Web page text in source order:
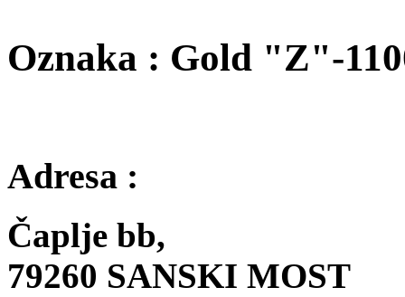
Oznaka : Gold "Z"-
Adresa :
Čaplje bb,
79260 SANSKI MOST